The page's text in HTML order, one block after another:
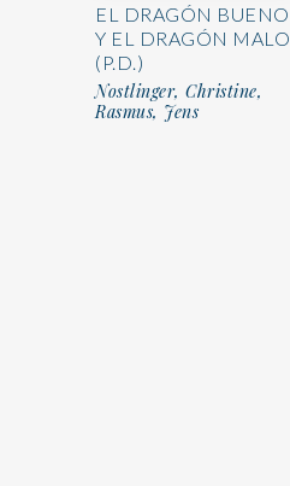
EL DRAGÓN BUENO
Y EL DRAGÓN MALO
(P.D.)
Nostlinger, Christine,
Rasmus, Jens